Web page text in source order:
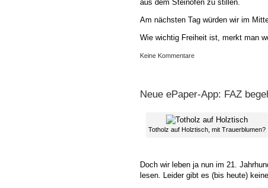
aus dem Steinofen zu stillen.
Am nächsten Tag würden wir im
Wie wichtig Freiheit ist, merkt man
Keine Kommentare
Neue ePaper-App: FAZ
Totholz auf Holztisch, mit Trauerblumen?
Doch wir leben ja nun im 21.
lesen. Leider gibt es (bis heute)